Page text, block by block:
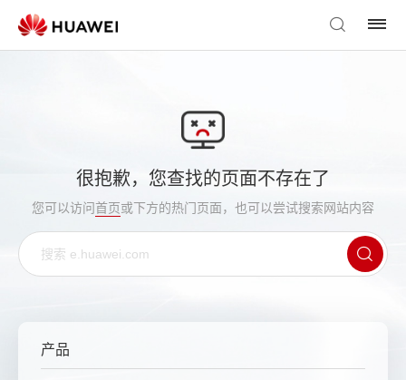
很抱歉，您查找的页面不存在了
您可以访问首页或下方的热门页面，也可以尝试搜索网站内容
产品